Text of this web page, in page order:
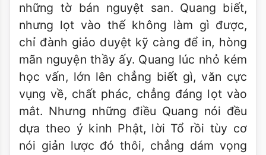
những tờ bán nguyệt san. Quang biết,
nhưng lọt vào thế không làm gì được,
chỉ đành giảo duyệt kỹ càng để in, hòng
mãn nguyện thầy ấy. Quang lúc nhỏ kém
học vấn, lớn lên chẳng biết gì, văn cực
vụng về, chất phác, chẳng đáng lọt vào
mắt. Nhưng những điều Quang nói đều
dựa theo ý kinh Phật, lời Tổ rồi tùy cơ
nói giản lược đó thôi, chẳng dám vọng